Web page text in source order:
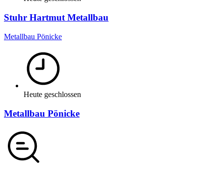
Stuhr Hartmut Metallbau
Metallbau Pönicke
Heute geschlossen
Metallbau Pönicke